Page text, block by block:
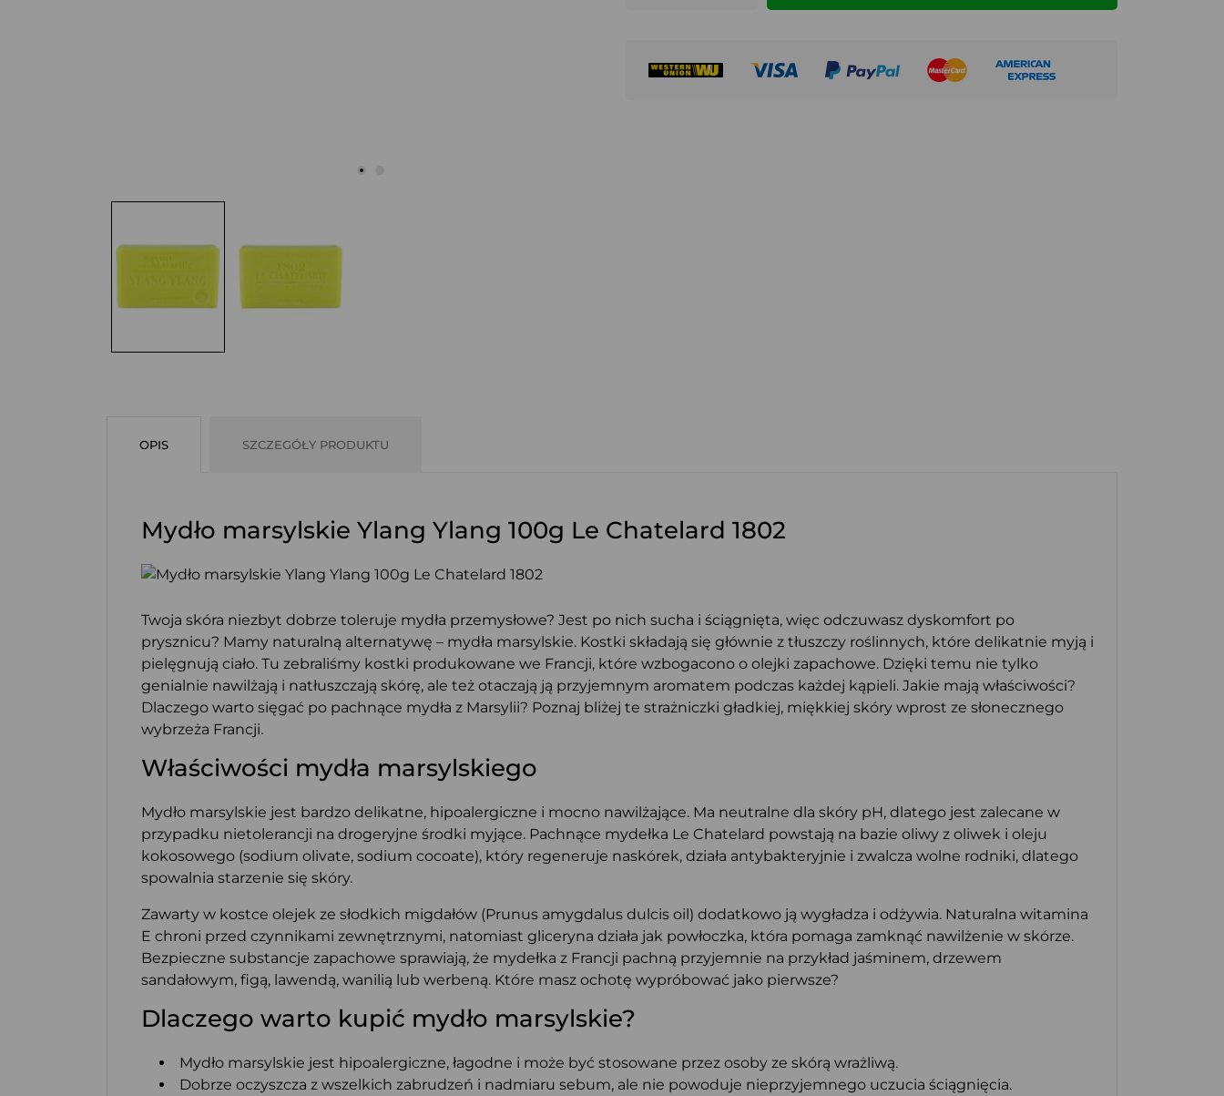
OPIS SZCZEGÓŁY PRODUKTU
Mydło marsylskie Ylang Ylang 100g Le Chatelard 1802
Twoja skóra niezbyt dobrze toleruje mydła przemysłowe? Jest po nich sucha i ściągnięta, więc odczuwasz dyskomfort po
prysznicu? Mamy naturalną alternatywę – mydła marsylskie. Kostki składają się głównie z tłuszczy roślinnych, które delikatnie myją i
pielęgnują ciało. Tu zebraliśmy kostki produkowane we Francji, które wzbogacono o olejki zapachowe. Dzięki temu nie tylko
genialnie nawilżają i natłuszczają skórę, ale też otaczają ją przyjemnym aromatem podczas każdej kąpieli. Jakie mają właściwości?
Dlaczego warto sięgać po pachnące mydła z Marsylii? Poznaj bliżej te strażniczki gładkiej, miękkiej skóry wprost ze słonecznego
wybrzeża Francji.
Właściwości mydła marsylskiego
Mydło marsylskie jest bardzo delikatne, hipoalergiczne i mocno nawilżające. Ma neutralne dla skóry pH, dlatego jest zalecane w
przypadku nietolerancji na drogeryjne środki myjące. Pachnące mydełka Le Chatelard powstają na bazie oliwy z oliwek i oleju
kokosowego (sodium olivate, sodium cocoate), który regeneruje naskórek, działa antybakteryjnie i zwalcza wolne rodniki, dlatego
spowalnia starzenie się skóry.
Zawarty w kostce olejek ze słodkich migdałów (Prunus amygdalus dulcis oil) dodatkowo ją wygładza i odżywia. Naturalna witamina
E chroni przed czynnikami zewnętrznymi, natomiast gliceryna działa jak powłoczka, która pomaga zamknąć nawilżenie w skórze.
Bezpieczne substancje zapachowe sprawiają, że mydełka z Francji pachną przyjemnie na przykład jaśminem, drzewem
sandałowym, figą, lawendą, wanilią lub werbeną. Które masz ochotę wypróbować jako pierwsze?
Dlaczego warto kupić mydło marsylskie?
Mydło marsylskie jest hipoalergiczne, łagodne i może być stosowane przez osoby ze skórą wrażliwą.
Dobrze oczyszcza z wszelkich zabrudzeń i nadmiaru sebum, ale nie powoduje nieprzyjemnego uczucia ściągnięcia.